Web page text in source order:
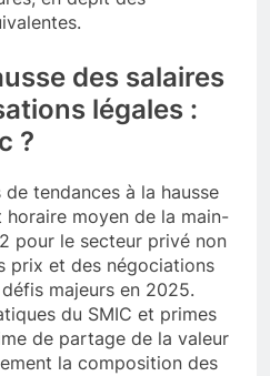
des salaires
légales :
?
tendances à la hausse
moyen de la main-
pour le secteur privé non
prix et des négociations
majeurs en 2025.
du SMIC et primes
de partage de la valeur
la composition des